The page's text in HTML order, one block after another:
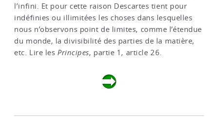
l’infini. Et pour cette raison Descartes tient pour
indéfinies ou illimitées les choses dans lesquelles
nous n’observons point de limites, comme l’étendue
du monde, la divisibilité des parties de la matière,
etc. Lire lesPrincipes, partie 1, article 26.